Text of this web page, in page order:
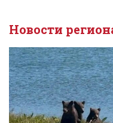
Новости